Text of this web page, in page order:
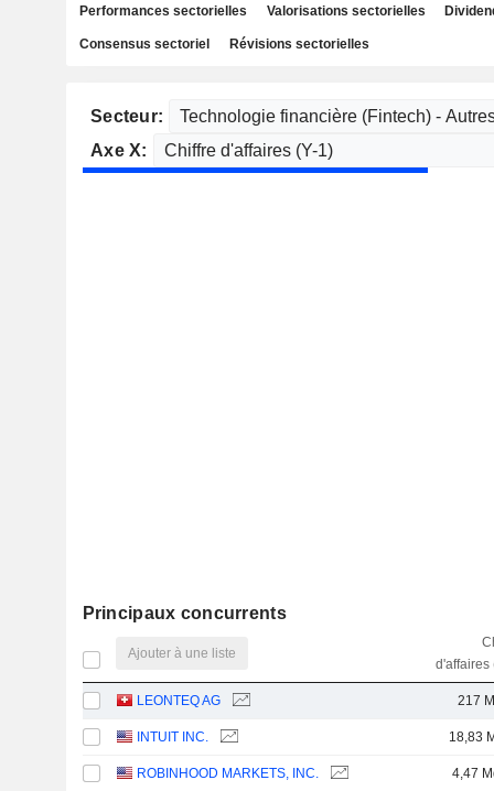
Performances sectorielles Valorisations sectorielles
Consensus sectoriel Révisions sectorielles
Secteur:
Axe X:
Principaux concurrents
Ajouter à une liste
d'affaires
LEONTEQ AG 217 M
INTUIT INC. 18,83
ROBINHOOD MARKETS, INC. 4,47